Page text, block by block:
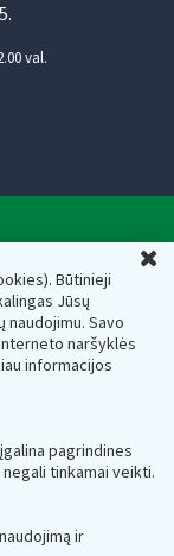
Būtinieji
Jūsų
Savo
naršyklės
informacijos
pagrindines
tinkamai veikti.
ir
val.
el.paštas:
Lietuvos
Juridinių